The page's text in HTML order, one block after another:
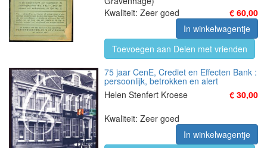
€ 60,00
Kwaliteit: Zeer goed
In winkelwagentje
Toevoegen aan Delen met vrienden
75 jaar CenE, Crediet en Effecten Bank :
persoonlijk, betrokken en alert
Helen Stenfert Kroese
€ 30,00
Kwaliteit: Zeer goed
In winkelwagentje